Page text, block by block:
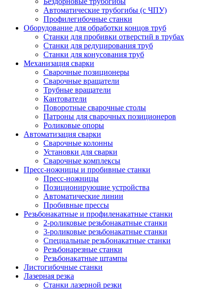
Автоматические трубогибы (с ЧПУ)
Профилегибочные станки
Оборудование для обработки концов труб
Станки для пробивки отверстий в трубах
Станки для редуцирования труб
Станки для конусования труб
Механизация сварки
Сварочные позиционеры
Сварочные вращатели
Трубные вращатели
Кантователи
Поворотные сварочные столы
Патроны для сварочных позиционеров
Роликовые опоры
Автоматизация сварки
Сварочные колонны
Установки для сварки
Сварочные комплексы
Пресс-ножницы и пробивные станки
Пресс-ножницы
Позиционирующие устройства
Автоматические линии
Пробивные прессы
Резьбонакатные и профиленакатные станки
2-роликовые резьбонакатные станки
3-роликовые резьбонакатные станки
Специальные резьбонакатные станки
Резьбонарезные станки
Резьбонакатные штампы
Листогибочные станки
Лазерная резка
Станки лазерной резки